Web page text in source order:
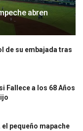
abren
de su embajada tras
Fallece a los 68 Años
el pequeño mapache